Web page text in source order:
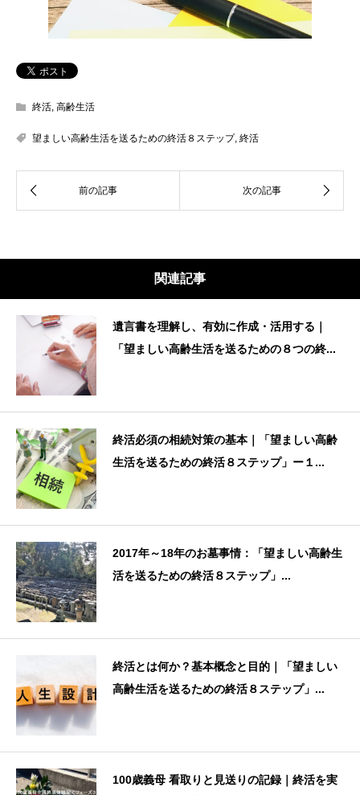
終活, 高齢生活
望ましい高齢生活を送るための終活８ステップ, 終活
関連記事
遺言書を理解し、有効に作成・活用する｜
「望ましい高齢生活を送るための８つの終...
終活必須の相続対策の基本｜「望ましい高齢
生活を送るための終活８ステップ」ー１...
2017年～18年のお墓事情：「望ましい高齢生
活を送るための終活８ステップ」...
終活とは何か？基本概念と目的｜「望ましい
高齢生活を送るための終活８ステップ」...
100歳義母 看取りと見送りの記録｜終活を実